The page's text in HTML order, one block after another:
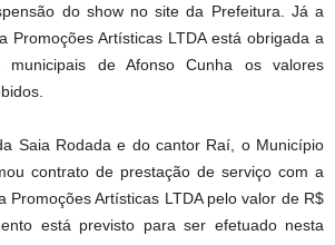
do show no site da Prefeitura. Já a
Promoções Artísticas LTDA está obrigada a
municipais de Afonso Cunha os valores
Saia Rodada e do cantor Raí, o Município
contrato de prestação de serviço com a
Promoções Artísticas LTDA pelo valor de R$
está previsto para ser efetuado nesta